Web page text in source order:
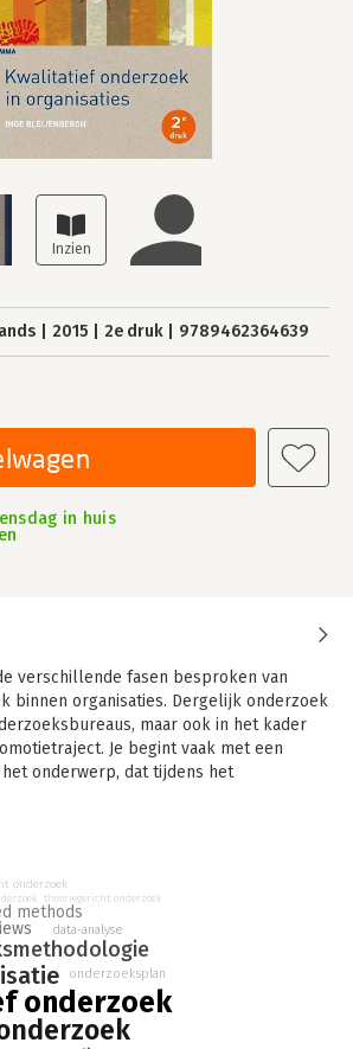
2015 2e druk 9789462364639
in huis
verschillende fasen besproken van
binnen organisaties. Dergelijk onderzoek
maar ook in het kader
Je begint vaak met een
onderwerp, dat tijdens het
in organisaties biedt handvatten voor het
fasen van een kwalitatief
achtergronden te
te geven uit de praktijk en de
met oefeningen en checklists.
is een hoofdstuk toegevoegd over het
onderzoek
methods
data-analyse
onderzoeksplan
onderzoek
theoriegericht onderzoek